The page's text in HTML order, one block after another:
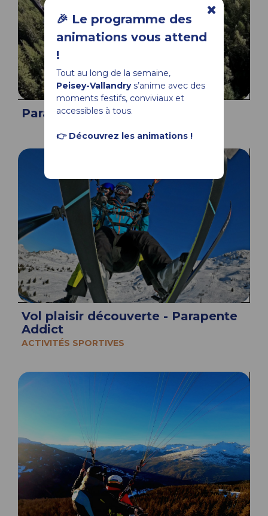
🎉 Le programme des
animations vous attend
!
Tout au long de la semaine,
Peisey-Vallandrys’anime avec des
moments festifs, conviviaux et
accessibles à tous.
👉 Découvrez les animations !
Parapente Addict
Vol plaisir découverte - Parapente
Addict
ACTIVITÉS SPORTIVES